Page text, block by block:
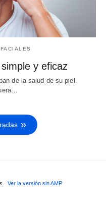
y eficaz
de la salud de su piel.
Ver la versión sin AMP